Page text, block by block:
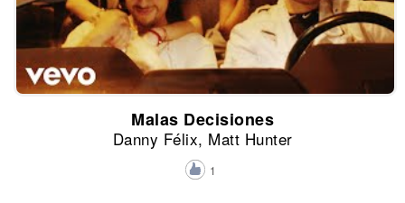
Malas Decisiones
Danny Félix, Matt Hunter
1